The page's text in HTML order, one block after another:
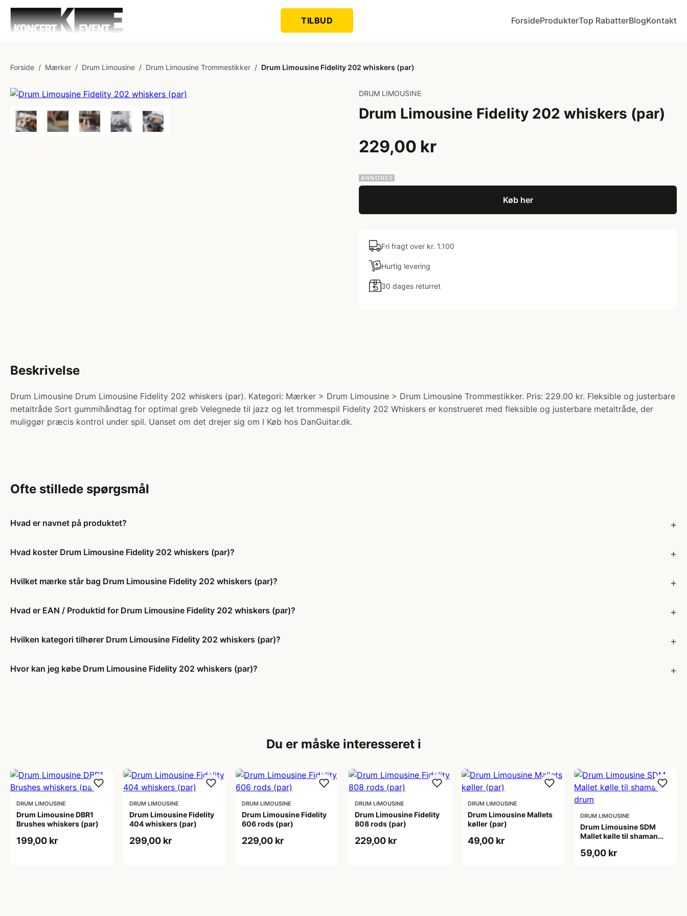
TILBUD ForsideProdukterTop RabatterBlogKontakt
Forside / Mærker / Drum Limousine / Drum Limousine Trommestikker / Drum Limousine Fidelity 202 whiskers (par)
DRUM LIMOUSINE
Drum Limousine Fidelity 202 whiskers (par)
229,00 kr
Køb her
Fri fragt over kr. 1.100
Hurtig levering
30 dages returret
Beskrivelse
Drum Limousine Drum Limousine Fidelity 202 whiskers (par). Kategori: Mærker > Drum Limousine > Drum Limousine Trommestikker. Pris: 229.00 kr. Fleksible og justerbare
metaltråde Sort gummihåndtag for optimal greb Velegnede til jazz og let trommespil Fidelity 202 Whiskers er konstrueret med fleksible og justerbare metaltråde, der
muliggør præcis kontrol under spil. Uanset om det drejer sig om l Køb hos DanGuitar.dk.
Ofte stillede spørgsmål
Hvad er navnet på produktet?
Hvad koster Drum Limousine Fidelity 202 whiskers (par)?
Hvilket mærke står bag Drum Limousine Fidelity 202 whiskers (par)?
Hvad er EAN / Produktid for Drum Limousine Fidelity 202 whiskers (par)?
Hvilken kategori tilhører Drum Limousine Fidelity 202 whiskers (par)?
Hvor kan jeg købe Drum Limousine Fidelity 202 whiskers (par)?
Du er måske interesseret i
DRUM LIMOUSINE
Drum Limousine DBR1
Brushes whiskers (par)
199,00 kr
DRUM LIMOUSINE
Drum Limousine Fidelity
404 whiskers (par)
299,00 kr
DRUM LIMOUSINE
Drum Limousine Fidelity
606 rods (par)
229,00 kr
DRUM LIMOUSINE
Drum Limousine Fidelity
808 rods (par)
229,00 kr
DRUM LIMOUSINE
Drum Limousine Mallets
køller (par)
49,00 kr
DRUM LIMOUSINE
Drum Limousine SDM
Mallet kølle til shaman
59,00 kr